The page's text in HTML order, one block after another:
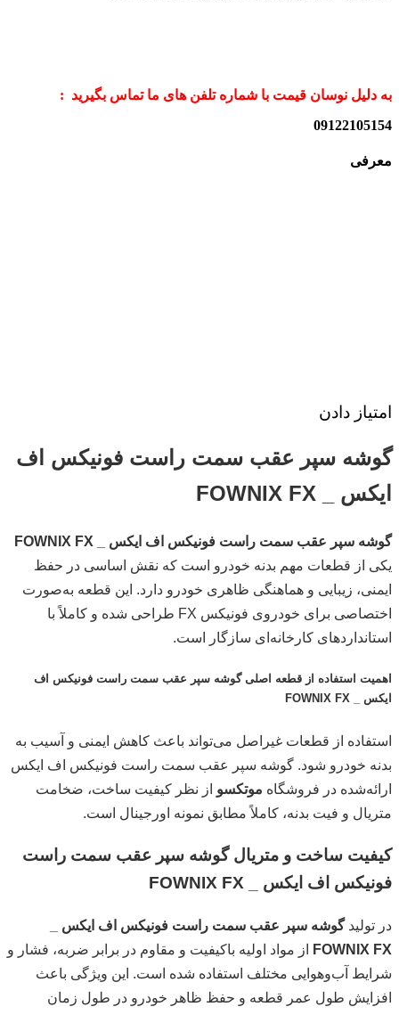
به دلیل نوسان قیمت با شماره تلفن های ما تماس بگیرید :
09122105154
معرفی
امتیاز دادن
گوشه سپر عقب سمت راست فونیکس اف
ایکس _ FOWNIX FX
گوشه سپر عقب سمت راست فونیکس اف ایکس _ FOWNIX FX
یکی از قطعات مهم بدنه خودرو است که نقش اساسی در حفظ
ایمنی، زیبایی و هماهنگی ظاهری خودرو دارد. این قطعه به‌صورت
اختصاصی برای خودروی فونیکس FX طراحی شده و کاملاً با
استانداردهای کارخانه‌ای سازگار است.
اهمیت استفاده از قطعه اصلی گوشه سپر عقب سمت راست فونیکس اف
ایکس _ FOWNIX FX
استفاده از قطعات غیراصل می‌تواند باعث کاهش ایمنی و آسیب به
بدنه خودرو شود. گوشه سپر عقب سمت راست فونیکس اف ایکس
ارائه‌شده در فروشگاه موتکسو از نظر کیفیت ساخت، ضخامت
متریال و فیت بدنه، کاملاً مطابق نمونه اورجینال است.
کیفیت ساخت و متریال گوشه سپر عقب سمت راست
فونیکس اف ایکس _ FOWNIX FX
در تولیدگوشه سپر عقب سمت راست فونیکس اف ایکس _
FOWNIX FX
از مواد اولیه باکیفیت و مقاوم در برابر ضربه، فشار و
شرایط آب‌وهوایی مختلف استفاده شده است. این ویژگی باعث
افزایش طول عمر قطعه و حفظ ظاهر خودرو در طول زمان